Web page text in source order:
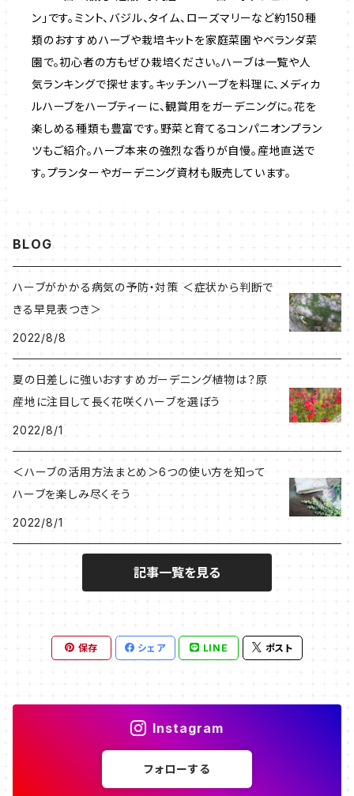
ガーデンベジタ・イタリア野菜
いちご
ン」です。ミント、バジル、タイム、ローズマリーなど約150種
類のおすすめハーブや栽培キットを家庭菜園やベランダ菜
園で。初心者の方もぜひ栽培ください。ハーブは一覧や人
気ランキングで探せます。キッチンハーブを料理に、メディカ
ルハーブをハーブティーに、観賞用をガーデニングに。花を
楽しめる種類も豊富です。野菜と育てるコンパニオンプラン
ツもご紹介。ハーブ本来の強烈な香りが自慢。産地直送で
す。プランターやガーデニング資材も販売しています。
BLOG
ハーブがかかる病気の予防・対策 ＜症状から判断で
きる早見表つき＞
2022/8/8
夏の日差しに強いおすすめガーデニング植物は？原
産地に注目して長く花咲くハーブを選ぼう
2022/8/1
＜ハーブの活用方法まとめ＞6つの使い方を知って
ハーブを楽しみ尽くそう
2022/8/1
記事一覧を見る
保存 シェア LINE ポスト
Instagram
フォローする